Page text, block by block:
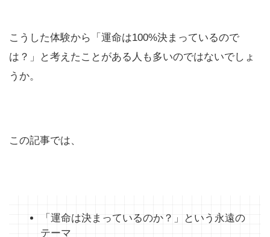
こうした体験から「運命は100%決まっているので
は？」と考えたことがある人も多いのではないでしょ
うか。
この記事では、
「運命は決まっているのか？」という永遠の
テーマ